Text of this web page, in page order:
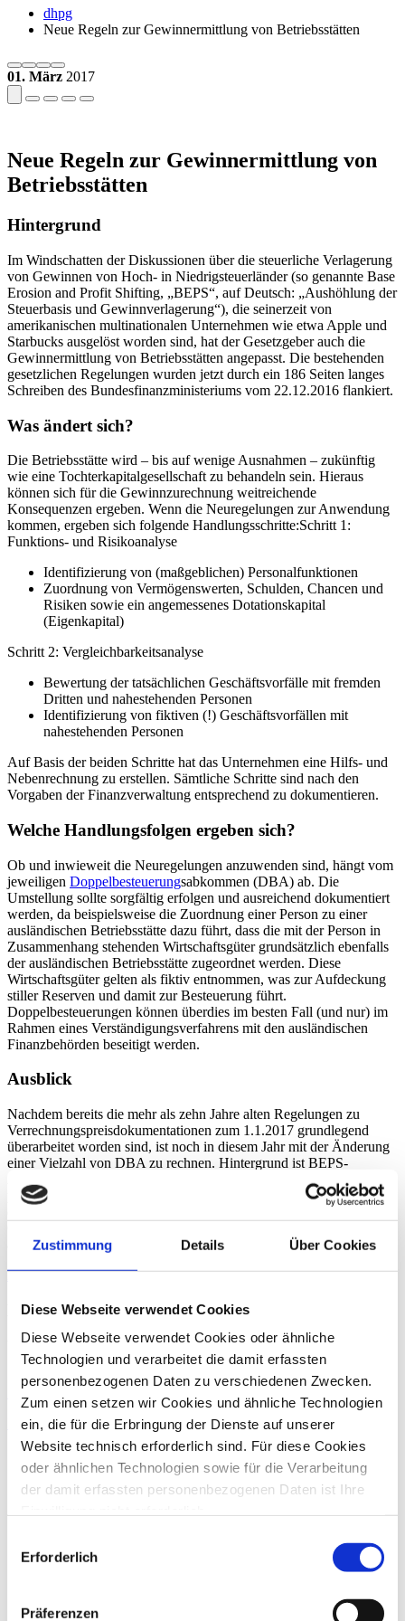
Zustimmung Details Über Cookies
Diese Webseite verwendet Cookies
Diese Webseite verwendet Cookies oder ähnliche
Technologien und verarbeitet die damit erfassten
personenbezogenen Daten zu verschiedenen Zwecken.
Zum einen setzen wir Cookies und ähnliche Technologien
ein, die für die Erbringung der Dienste auf unserer
Website technisch erforderlich sind. Für diese Cookies
oder ähnlichen Technologien sowie für die Verarbeitung
der damit erfassten personenbezogenen Daten ist Ihre
mit Ihrer ausdrücklichen Einwilligung einsetzen und die
Erforderlich
Präferenzen
dhpg
Neue Regeln zur Gewinnermittlung von Betriebsstätten
01. März 2017
Neue Regeln zur Gewinnermittlung von
Betriebsstätten
Hintergrund
Im Windschatten der Diskussionen über die steuerliche Verlagerung
von Gewinnen von Hoch- in Niedrigsteuerländer (so genannte Base
Erosion and Profit Shifting, „BEPS“, auf Deutsch: „Aushöhlung der
Steuerbasis und Gewinnverlagerung“), die seinerzeit von
amerikanischen multinationalen Unternehmen wie etwa Apple und
Starbucks ausgelöst worden sind, hat der Gesetzgeber auch die
Gewinnermittlung von Betriebsstätten angepasst. Die bestehenden
gesetzlichen Regelungen wurden jetzt durch ein 186 Seiten langes
Schreiben des Bundesfinanzministeriums vom 22.12.2016 flankiert.
Was ändert sich?
Die Betriebsstätte wird – bis auf wenige Ausnahmen – zukünftig
wie eine Tochterkapitalgesellschaft zu behandeln sein. Hieraus
können sich für die Gewinnzurechnung weitreichende
Konsequenzen ergeben. Wenn die Neuregelungen zur Anwendung
kommen, ergeben sich folgende Handlungsschritte:Schritt 1:
Funktions- und Risikoanalyse
Identifizierung von (maßgeblichen) Personalfunktionen
Zuordnung von Vermögenswerten, Schulden, Chancen und
Risiken sowie ein angemessenes Dotationskapital
(Eigenkapital)
Schritt 2: Vergleichbarkeitsanalyse
Bewertung der tatsächlichen Geschäftsvorfälle mit fremden
Dritten und nahestehenden Personen
Identifizierung von fiktiven (!) Geschäftsvorfällen mit
nahestehenden Personen
Auf Basis der beiden Schritte hat das Unternehmen eine Hilfs- und
Nebenrechnung zu erstellen. Sämtliche Schritte sind nach den
Vorgaben der Finanzverwaltung entsprechend zu dokumentieren.
Welche Handlungsfolgen ergeben sich?
Ob und inwieweit die Neuregelungen anzuwenden sind, hängt vom
jeweiligen Doppelbesteuerungsabkommen (DBA) ab. Die
Umstellung sollte sorgfältig erfolgen und ausreichend dokumentiert
werden, da beispielsweise die Zuordnung einer Person zu einer
ausländischen Betriebsstätte dazu führt, dass die mit der Person in
Zusammenhang stehenden Wirtschaftsgüter grundsätzlich ebenfalls
der ausländischen Betriebsstätte zugeordnet werden. Diese
Wirtschaftsgüter gelten als fiktiv entnommen, was zur Aufdeckung
stiller Reserven und damit zur Besteuerung führt.
Doppelbesteuerungen können überdies im besten Fall (und nur) im
Rahmen eines Verständigungsverfahrens mit den ausländischen
Finanzbehörden beseitigt werden.
Ausblick
Nachdem bereits die mehr als zehn Jahre alten Regelungen zu
Verrechnungspreisdokumentationen zum 1.1.2017 grundlegend
überarbeitet worden sind, ist noch in diesem Jahr mit der Änderung
einer Vielzahl von DBA zu rechnen. Hintergrund ist BEPS-
Aktionspunkt 7, der die von international agierenden Unternehmen
praktizierte künstliche Vermeidung von Betriebsstätten
einzudämmen versucht. Betroffen sind abermals nicht nur
aufgestellten, mittelständischen Unternehmensgruppen.
Zurück
Benno Lange
Wirtschaftsprüfer, Steuerberater, Fachberater für Internationales
Steuerrecht
Zum Profil von Benno Lange
Internationale Steuerberatung BEPS